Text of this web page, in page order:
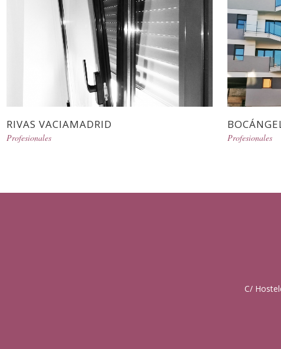
RIVAS VACIAMADRID
Profesionales Profesionales
C/